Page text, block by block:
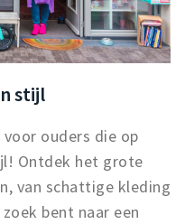
stijl
voor ouders die op
Ontdek het grote
van schattige kleding
bent naar een